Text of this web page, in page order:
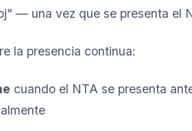
— una vez que se presenta el
la presencia continua:
cuando el NTA se presenta